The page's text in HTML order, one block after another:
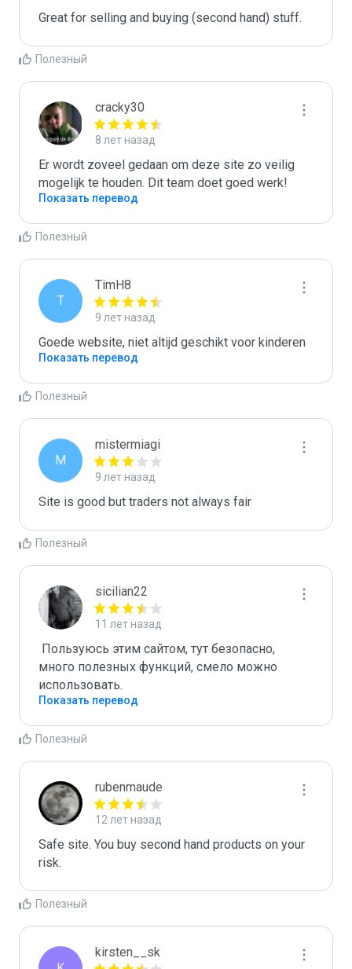
Great for selling and buying (second hand) stuff.
Полезный
cracky30
8 лет назад
Er wordt zoveel gedaan om deze site zo veilig
mogelijk te houden. Dit team doet goed werk!
Показать перевод
Полезный
T
TimH8
9 лет назад
Goede website, niet altijd geschikt voor kinderen
Показать перевод
Полезный
M
mistermiagi
9 лет назад
Site is good but traders not always fair
Полезный
sicilian22
11 лет назад
много полезных функций, смело можно
Показать перевод
Полезный
rubenmaude
12 лет назад
Safe site. You buy second hand products on your
risk.
Полезный
kirsten__sk